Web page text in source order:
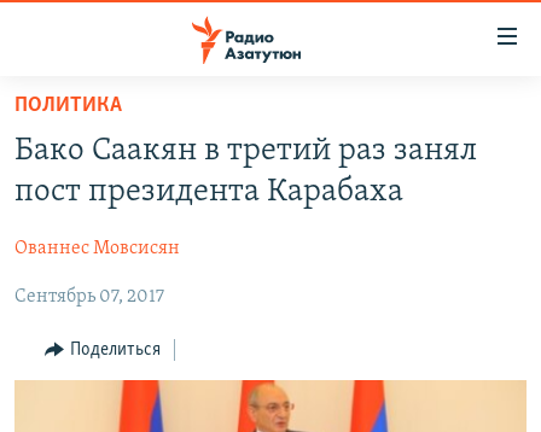
Перейти
основному
содержанию
навигации
Перейти
ПОЛИТИКА
ОБЩЕСТВО
ЭКОНОМИКА
РЕГИОН
НАГОРНЫЙ КАРАБАХ
ПОЛИТИКА
Бако Саакян в третий раз занял
пост президента Карабаха
Ованнес Мовсисян
Сентябрь 07, 2017
Поделиться